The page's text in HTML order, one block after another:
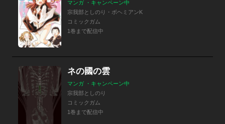
マンガ ・キャンペーン中
宗我部としのり・ボヘミアンK
コミックガム
1巻まで配信中
ネの國の雲
マンガ ・キャンペーン中
宗我部としのり
コミックガム
1巻まで配信中